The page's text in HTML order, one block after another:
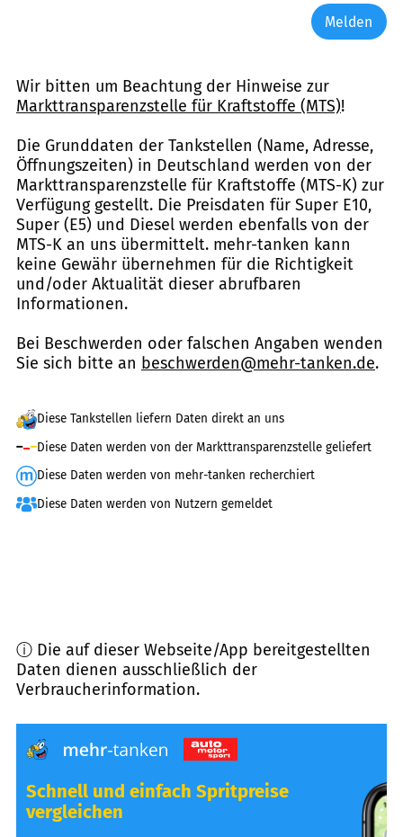
Melden
Wir bitten um Beachtung der Hinweise zur
Markttransparenzstelle für Kraftstoffe (MTS)!
Die Grunddaten der Tankstellen (Name, Adresse,
Öffnungszeiten) in Deutschland werden von der
Markttransparenzstelle für Kraftstoffe (MTS-K) zur
Verfügung gestellt. Die Preisdaten für Super E10,
Super (E5) und Diesel werden ebenfalls von der
MTS-K an uns übermittelt. mehr-tanken kann
keine Gewähr übernehmen für die Richtigkeit
und/oder Aktualität dieser abrufbaren
Informationen.
Bei Beschwerden oder falschen Angaben wenden
Sie sich bitte an beschwerden@mehr-tanken.de.
Diese Tankstellen liefern Daten direkt an uns
Diese Daten werden von der Markttransparenzstelle geliefert
Diese Daten werden von mehr-tanken recherchiert
Diese Daten werden von Nutzern gemeldet
ⓘ Die auf dieser Webseite/App bereitgestellten
Daten dienen ausschließlich der
Verbraucherinformation.
Schnell und einfach Spritpreise
vergleichen